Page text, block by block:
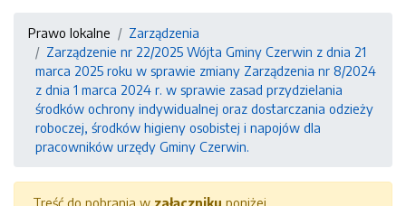
Prawo lokalne
Zarządzenia
Zarządzenie nr 22/2025 Wójta Gminy Czerwin z dnia 21
marca 2025 roku w sprawie zmiany Zarządzenia nr 8/2024
z dnia 1 marca 2024 r. w sprawie zasad przydzielania
środków ochrony indywidualnej oraz dostarczania odzieży
roboczej, środków higieny osobistej i napojów dla
pracowników urzędy Gminy Czerwin.
Treść do pobrania w załączniku poniżej.